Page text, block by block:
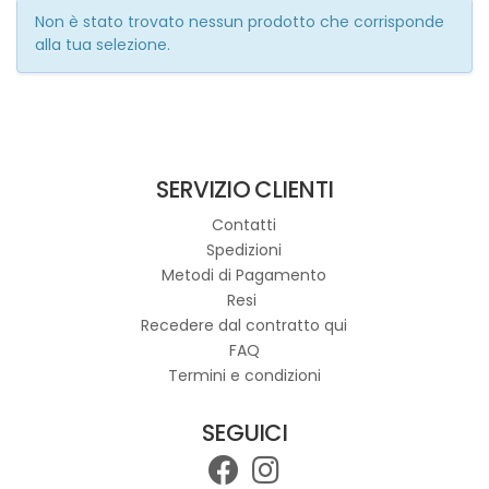
Non è stato trovato nessun prodotto che corrisponde
alla tua selezione.
SERVIZIO CLIENTI
Contatti
Spedizioni
Metodi di Pagamento
Resi
Recedere dal contratto qui
FAQ
Termini e condizioni
SEGUICI